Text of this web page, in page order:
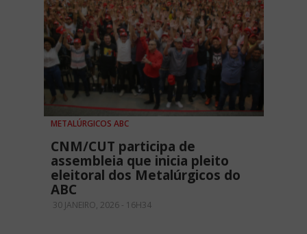
METALÚRGICOS ABC
CNM/CUT participa de
assembleia que inicia pleito
eleitoral dos Metalúrgicos do
ABC
30 JANEIRO, 2026 - 16H34